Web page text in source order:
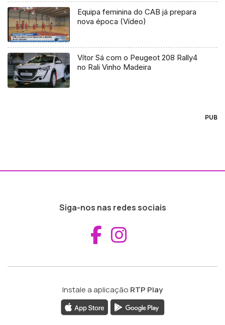
Equipa feminina do CAB já prepara
nova época (Vídeo)
Vítor Sá com o Peugeot 208 Rally4
no Rali Vinho Madeira
PUB
Siga-nos nas redes sociais
Aceder ao
Instale a aplicação RTP Play